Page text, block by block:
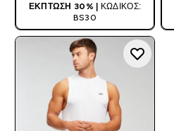
ΈΚΠΤΩΣΗ 30% | ΚΩΔΙΚΌΣ:
BS30